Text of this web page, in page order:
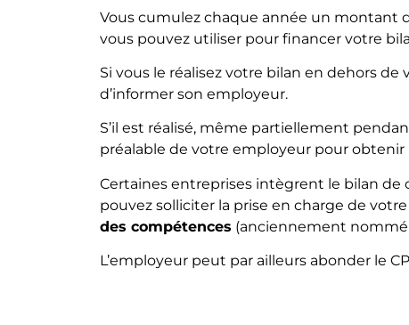
Vous cumulez chaque année un montant
vous pouvez utiliser pour financer votre
Si vous le réalisez votre bilan en dehors
d’informer son employeur.
S’il est réalisé, même partiellement
préalable de votre employeur pour obtenir
Certaines entreprises intègrent le bilan de
pouvez solliciter la prise en charge de
des compétences (anciennement
L’employeur peut par ailleurs abonder le